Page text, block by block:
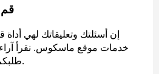
قم
إن أسئلتك وتعليقاتك لهي
خدمات موقع ماسكوس. نقرأ
طلبكم في أسرع وقت ممكن.